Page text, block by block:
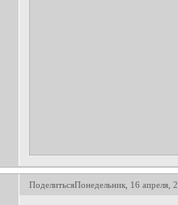
ПоделитьсяПонедельник, 16 апреля,